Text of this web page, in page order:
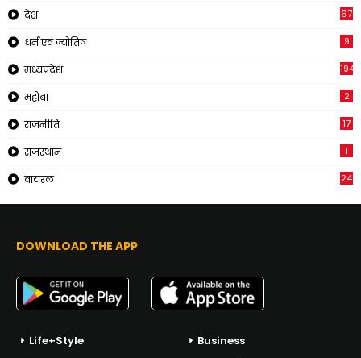
देश 67
धर्म एवं ज्योतिष 9
मध्यप्रदेश 194
महोबा 2
राजनीति 17
राजस्थान 1
वायरल 24
DOWNLOAD THE APP
Life+Style
Business